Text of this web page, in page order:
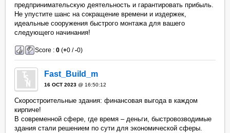
предпринимательскую деятельность и гарантировать прибыль.
Не упустите шанс на сокращение времени и издержек,
идеальные сооружения быстрого монтажа для вашего
следующего начинания!
Score :0 (+0 /-0)
Fast_Build_m
16 OCT 2023 @ 16:50:12
Скоростроительные здания: финансовая выгода в каждом
кирпиче!
В современной сфере, где время – деньги, быстровозводимые
здания стали решением по сути для экономической сферы.